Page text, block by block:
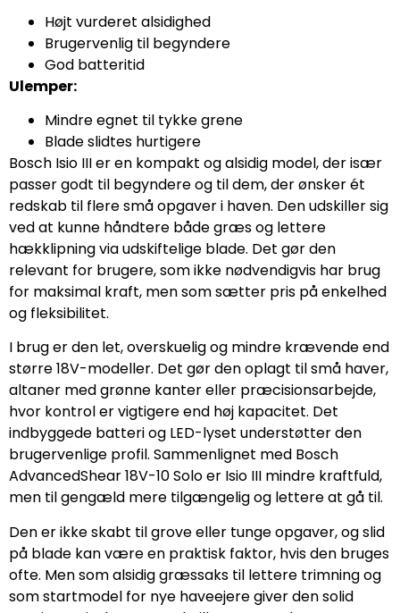
Højt vurderet alsidighed
Brugervenlig til begyndere
God batteritid
Ulemper:
Mindre egnet til tykke grene
Blade slidtes hurtigere
Bosch Isio III er en kompakt og alsidig model, der især
passer godt til begyndere og til dem, der ønsker ét
redskab til flere små opgaver i haven. Den udskiller sig
ved at kunne håndtere både græs og lettere
hækklipning via udskiftelige blade. Det gør den
relevant for brugere, som ikke nødvendigvis har brug
for maksimal kraft, men som sætter pris på enkelhed
og fleksibilitet.
I brug er den let, overskuelig og mindre krævende end
større 18V-modeller. Det gør den oplagt til små haver,
altaner med grønne kanter eller præcisionsarbejde,
hvor kontrol er vigtigere end høj kapacitet. Det
indbyggede batteri og LED-lyset understøtter den
brugervenlige profil. Sammenlignet med Bosch
AdvancedShear 18V-10 Solo er Isio III mindre kraftfuld,
men til gengæld mere tilgængelig og lettere at gå til.
Den er ikke skabt til grove eller tunge opgaver, og slid
på blade kan være en praktisk faktor, hvis den bruges
ofte. Men som alsidig græssaks til lettere trimning og
som startmodel for nye haveejere giver den solid